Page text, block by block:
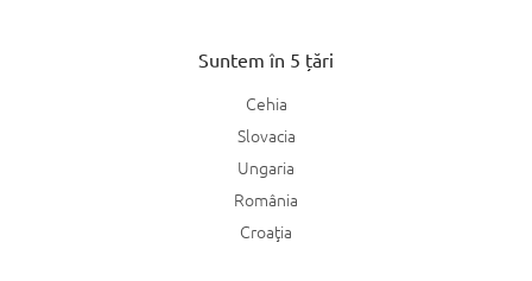
Suntem în 5 țări
Cehia
Slovacia
Ungaria
România
Croaţia